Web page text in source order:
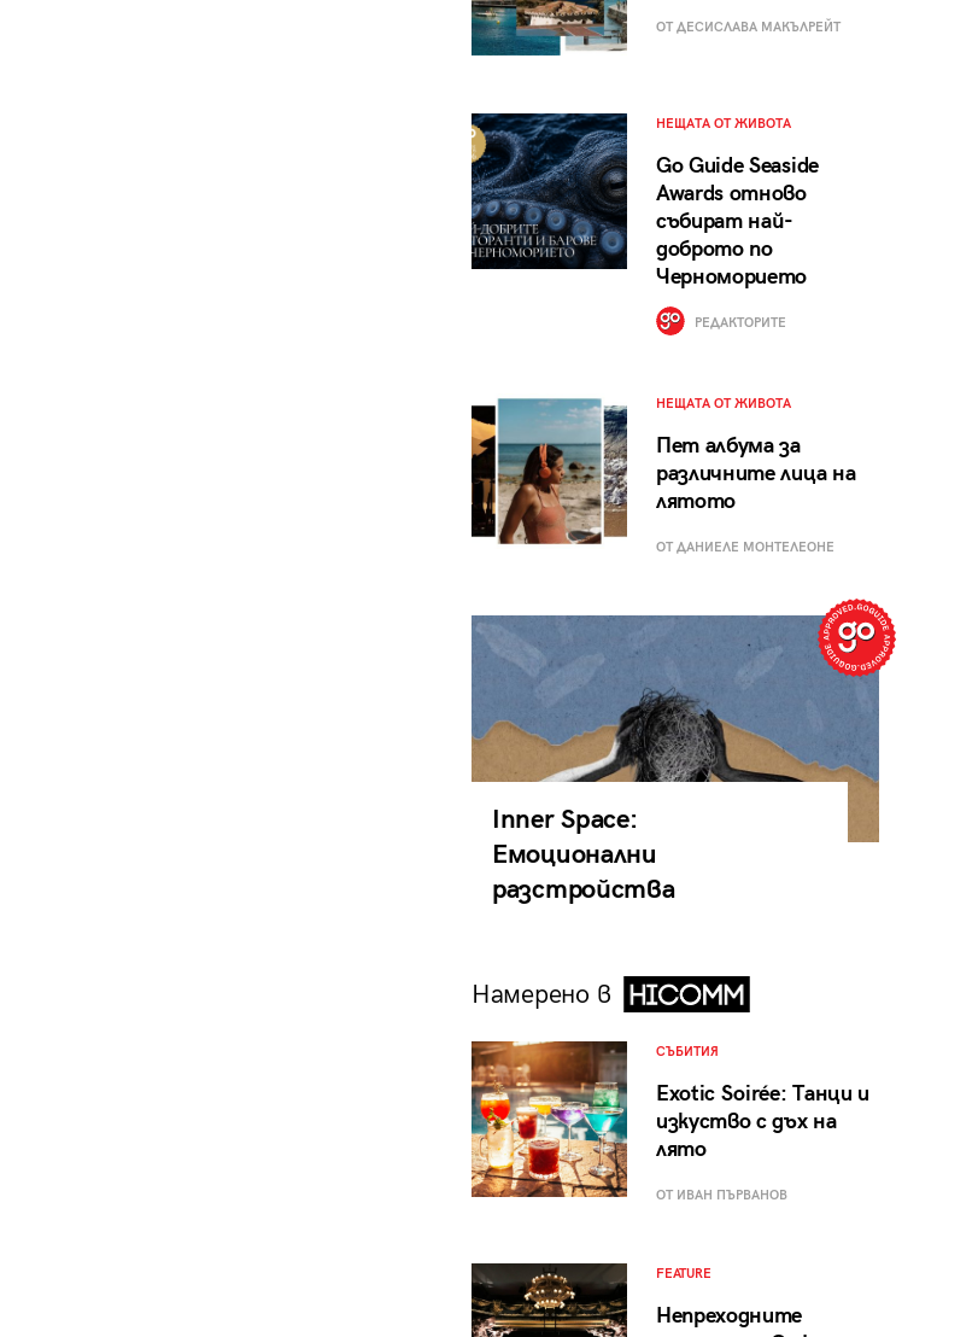
ОТ ДЕСИСЛАВА МАКЪЛРЕЙТ
НЕЩАТА ОТ ЖИВОТА
Go Guide Seaside
Awards отново
събират най-
доброто по
Черноморието
РЕДАКТОРИТЕ
НЕЩАТА ОТ ЖИВОТА
Пет албума за
различните лица на
лятото
ОТ ДАНИЕЛЕ МОНТЕЛЕОНЕ
Inner Space:
Емоционални
разстройства
Намерено в
СЪБИТИЯ
Exotic Soirée: Танци и
изкуство с дъх на
лято
ОТ ИВАН ПЪРВАНОВ
FEATURE
Непреходните